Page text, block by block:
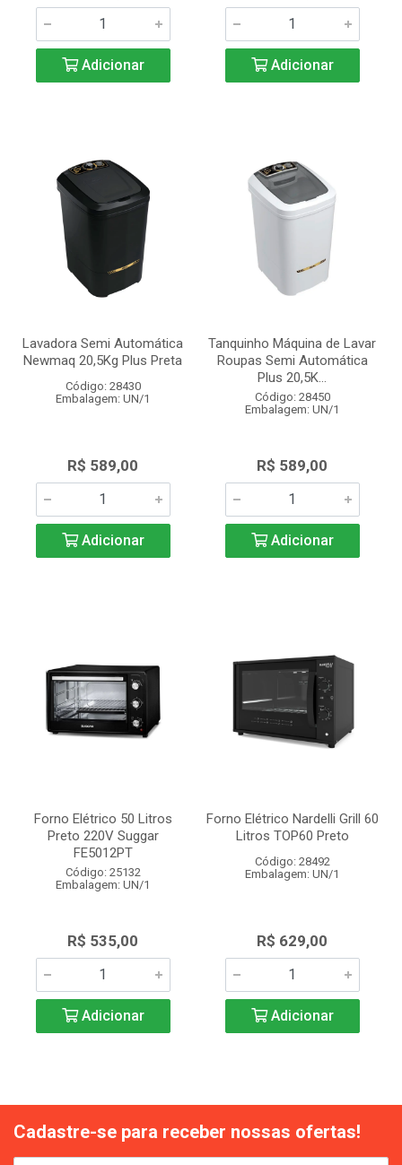
Adicionar Adicionar
Lavadora Semi Automática
Newmaq 20,5Kg Plus Preta
Código: 28430
Embalagem: UN/1
R$ 589,00
Adicionar
Tanquinho Máquina de Lavar
Roupas Semi Automática
Plus 20,5K...
Código: 28450
Embalagem: UN/1
R$ 589,00
Adicionar
Forno Elétrico 50 Litros
Preto 220V Suggar
FE5012PT
Código: 25132
Embalagem: UN/1
R$ 535,00
Adicionar
Forno Elétrico Nardelli Grill 60
Litros TOP60 Preto
Código: 28492
Embalagem: UN/1
R$ 629,00
Adicionar
Cadastre-se para receber nossas ofertas!